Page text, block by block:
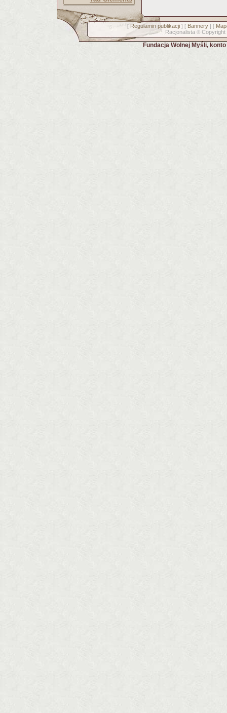
[ Regulamin publikacji] [ Bannery] [
Racjonalista © Copyright
Fundacja Wolnej Myśli,